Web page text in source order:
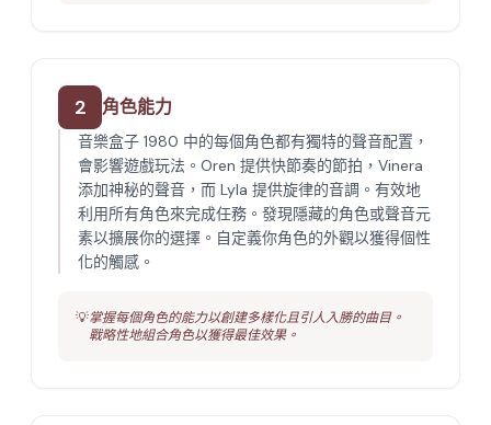
2 角色能力
音樂盒子 1980 中的每個角色都有獨特的聲音配置，
會影響遊戲玩法。Oren 提供快節奏的節拍，Vinera
添加神秘的聲音，而 Lyla 提供旋律的音調。有效地
利用所有角色來完成任務。發現隱藏的角色或聲音元
素以擴展你的選擇。自定義你角色的外觀以獲得個性
化的觸感。
💡掌握每個角色的能力以創建多樣化且引人入勝的曲目。
戰略性地組合角色以獲得最佳效果。